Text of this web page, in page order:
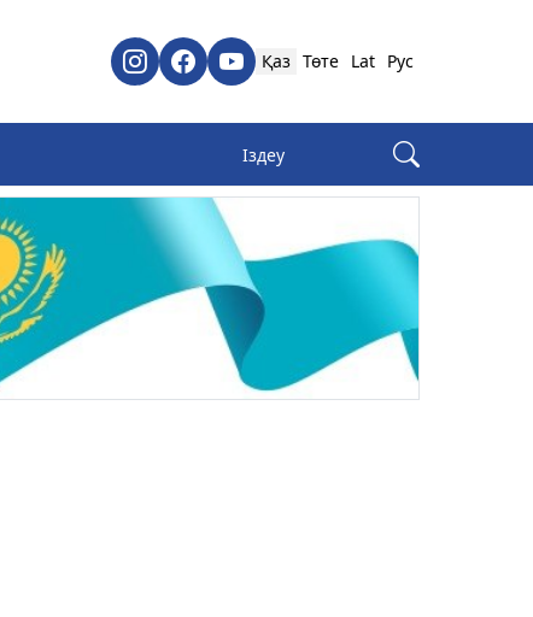
Қаз Төте Lat Рус